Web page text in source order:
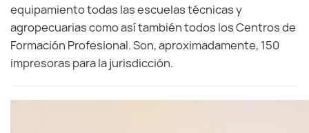
equipamiento todas las escuelas técnicas y
agropecuarias como así también todos los Centros de
Formación Profesional. Son, aproximadamente, 150
impresoras para la jurisdicción.